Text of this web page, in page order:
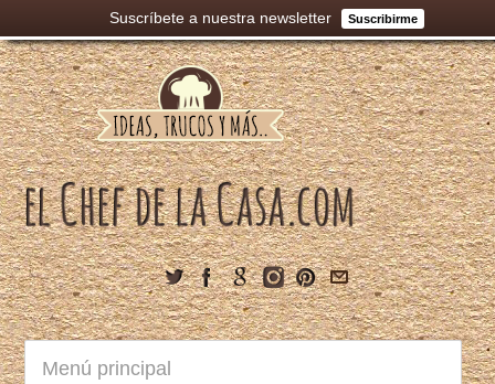
Suscríbete a nuestra newsletter Suscribirme